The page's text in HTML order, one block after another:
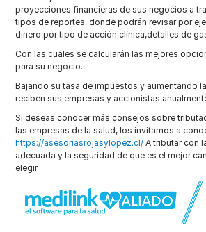
proyecciones financieras de sus negocios a
tipos de reportes, donde podrán revisar por
dinero por tipo de acción clínica,detalles de
Con las cuales se calcularán las mejores
para su negocio.
Bajando su tasa de impuestos y aumentando
reciben sus empresas y accionistas
Si deseas conocer más consejos sobre
las empresas de la salud, los invitamos a
https://asesoriasrojasylopez.cl/ A tributar con
adecuada y la seguridad de que es el mejor
elegir.